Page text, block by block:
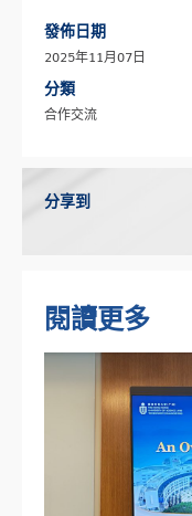
發佈日期
2025年11月07日
分類
合作交流
分享到
閱讀更多